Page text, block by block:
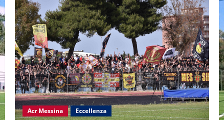
Acr Messina Eccellenza